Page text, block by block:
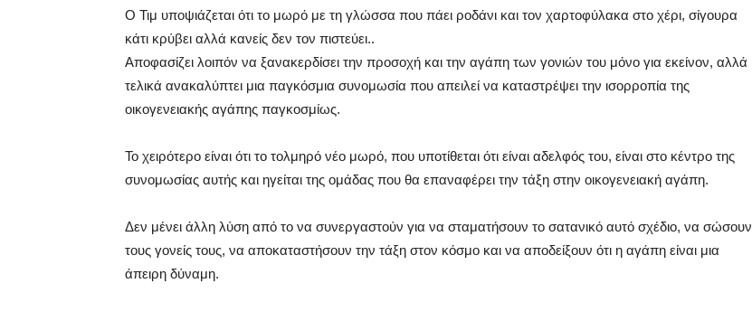
Ο Τιμ υποψιάζεται ότι το μωρό με τη γλώσσα που πάει ροδάνι και τον χαρτοφύλακα στο χέρι, σίγουρα
κάτι κρύβει αλλά κανείς δεν τον πιστεύει..
Αποφασίζει λοιπόν να ξανακερδίσει την προσοχή και την αγάπη των γονιών του μόνο για εκείνον, αλλά
τελικά ανακαλύπτει μια παγκόσμια συνομωσία που απειλεί να καταστρέψει την ισορροπία της
οικογενειακής αγάπης παγκοσμίως.
Το χειρότερο είναι ότι το τολμηρό νέο μωρό, που υποτίθεται ότι είναι αδελφός του, είναι στο κέντρο της
συνομωσίας αυτής και ηγείται της ομάδας που θα επαναφέρει την τάξη στην οικογενειακή αγάπη.
Δεν μένει άλλη λύση από το να συνεργαστούν για να σταματήσουν το σατανικό αυτό σχέδιο, να σώσουν
τους γονείς τους, να αποκαταστήσουν την τάξη στον κόσμο και να αποδείξουν ότι η αγάπη είναι μια
άπειρη δύναμη.